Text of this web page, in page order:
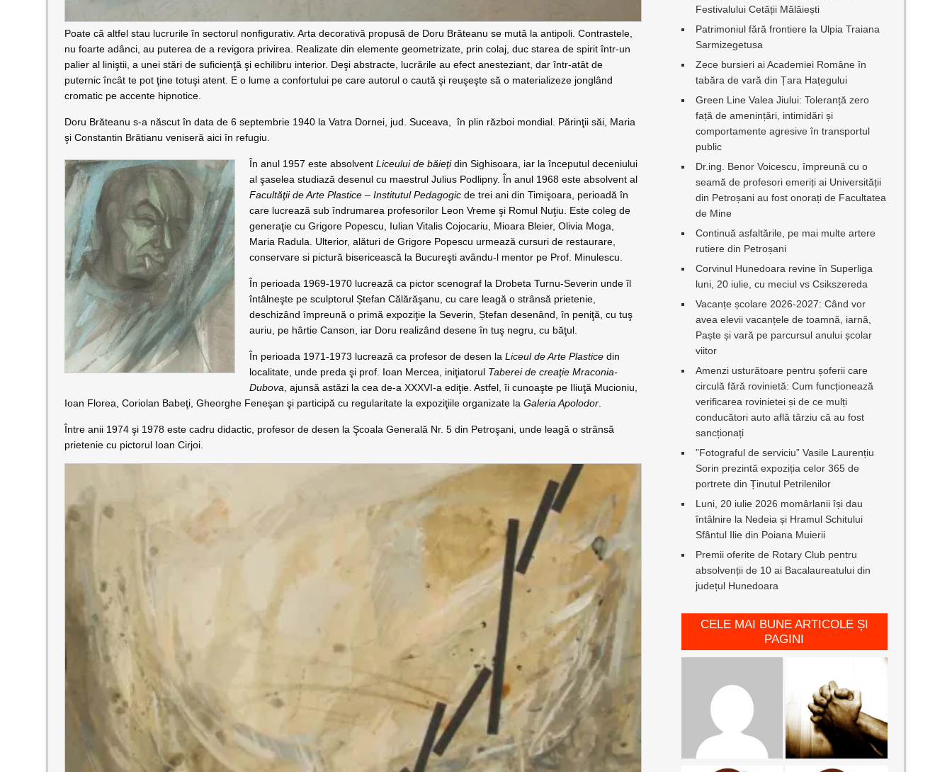
Poate că altfel stau lucrurile în sectorul nonfigurativ. Arta decorativă propusă de Doru Brăteanu se mută la antipoli. Contrastele,
nu foarte adânci, au puterea de a revigora privirea. Realizate din elemente geometrizate, prin colaj, duc starea de spirit într-un
palier al liniştii, a unei stări de suficienţă şi echilibru interior. Deşi abstracte, lucrările au efect anesteziant, dar într-atât de
puternic încât te pot ţine totuşi atent. E o lume a confortului pe care autorul o caută şi reuşeşte să o materializeze jonglând
cromatic pe accente hipnotice.
Doru Brăteanu s-a născut în data de 6 septembrie 1940 la Vatra Dornei, jud. Suceava, în plin război mondial. Părinţii săi, Maria
şi Constantin Brătianu veniseră aici în refugiu.
În anul 1957 este absolventLiceului de băieţidin Sighisoara, iar la începutul deceniului
al şaselea studiază desenul cu maestrul Julius Podlipny. În anul 1968 este absolvent al
Facultăţii de Arte Plastice – Institutul Pedagogic de trei ani din Timişoara, perioadă în
care lucrează sub îndrumarea profesorilor Leon Vreme şi Romul Nuţiu. Este coleg de
generaţie cu Grigore Popescu, Iulian Vitalis Cojocariu, Mioara Bleier, Olivia Moga,
Maria Radula. Ulterior, alături de Grigore Popescu urmează cursuri de restaurare,
conservare si pictură bisericească la Bucureşti avându-l mentor pe Prof. Minulescu.
În perioada 1969-1970 lucrează ca pictor scenograf la Drobeta Turnu-Severin unde îl
întâlneşte pe sculptorul Ștefan Călărăşanu, cu care leagă o strânsă prietenie,
deschizând împreună o primă expoziţie la Severin, Ștefan desenând, în peniţă, cu tuş
auriu, pe hârtie Canson, iar Doru realizând desene în tuş negru, cu băţul.
În perioada 1971-1973 lucrează ca profesor de desen laLiceul de Arte Plastice din
localitate, unde preda şi prof. Ioan Mercea, iniţiatorul Taberei de creaţie Mraconia-
Dubova , ajunsă astăzi la cea de-a XXXVI-a ediţie. Astfel, îi cunoaşte pe Iliuţă Mucioniu,
Ioan Florea, Coriolan Babeţi, Gheorghe Feneşan şi participă cu regularitate la expoziţiile organizate laGaleria Apolodor
Între anii 1974 şi 1978 este cadru didactic, profesor de desen la Şcoala Generală Nr. 5 din Petroşani, unde leagă o strânsă
prietenie cu pictorul Ioan Cirjoi.
Festivalului Cetății Mălăiești
Patrimoniul fără frontiere la Ulpia Traiana
Sarmizegetusa
Zece bursieri ai Academiei Române în
tabăra de vară din Țara Hațegului
Green Line Valea Jiului: Toleranță zero
față de amenințări, intimidări și
comportamente agresive în transportul
public
Dr.ing. Benor Voicescu, împreună cu o
seamă de profesori emeriți ai Universității
din Petroșani au fost onorați de Facultatea
de Mine
Continuă asfaltările, pe mai multe artere
rutiere din Petroșani
Corvinul Hunedoara revine în Superliga
luni, 20 iulie, cu meciul vs Csikszereda
Vacanțe școlare 2026-2027: Când vor
avea elevii vacanțele de toamnă, iarnă,
Paște și vară pe parcursul anului școlar
viitor
Amenzi usturătoare pentru șoferii care
circulă fără rovinietă: Cum funcționează
verificarea rovinietei și de ce mulți
conducători auto află târziu că au fost
sancționați
”Fotograful de serviciu” Vasile Laurențiu
Sorin prezintă expoziția celor 365 de
portrete din Ținutul Petrilenilor
Luni, 20 iulie 2026 momârlanii își dau
întâlnire la Nedeia și Hramul Schitului
Sfântul Ilie din Poiana Muierii
Premii oferite de Rotary Club pentru
absolvenții de 10 ai Bacalaureatului din
județul Hunedoara
CELE MAI BUNE ARTICOLE ȘI
PAGINI